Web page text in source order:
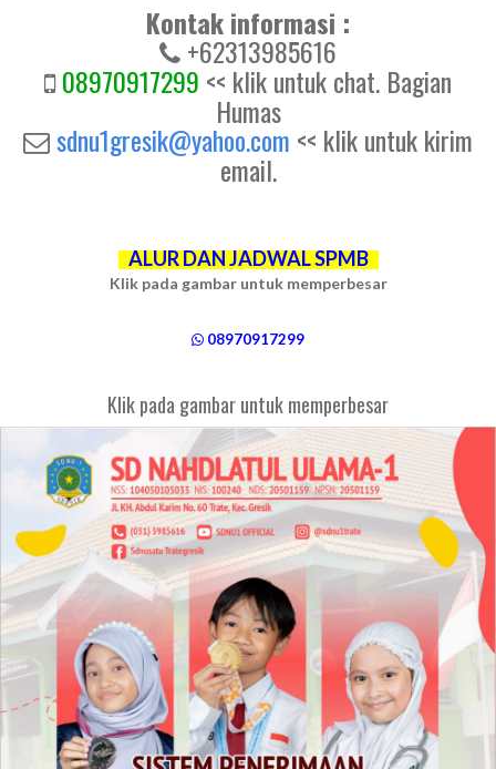
Kontak informasi :
+62313985616
08970917299 << klik untuk chat. Bagian
Humas
sdnu1gresik@yahoo.com << klik untuk kirim
email.
ALUR DAN JADWAL SPMB
Klik pada gambar untuk memperbesar
08970917299
Klik pada gambar untuk memperbesar